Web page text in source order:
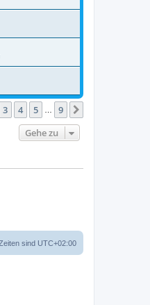
9
3 4 5 9
Gehe zu
sind UTC+02:00